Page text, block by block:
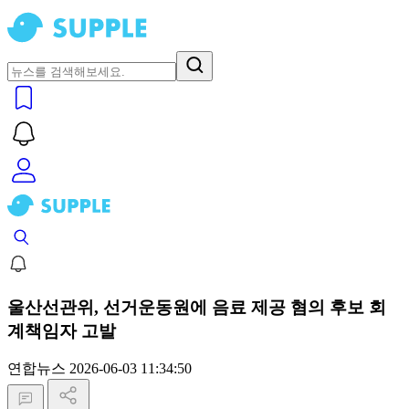
울산선관위, 선거운동원에 음료 제공 혐의 후보 회
계책임자 고발
연합뉴스 2026-06-03 11:34:50